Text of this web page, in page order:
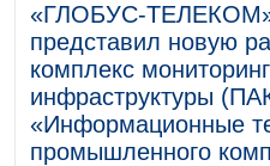
«ГЛОБУС-ТЕЛЕКОМ»
представил новую
комплекс
инфраструктуры
«Информационные
промышленного